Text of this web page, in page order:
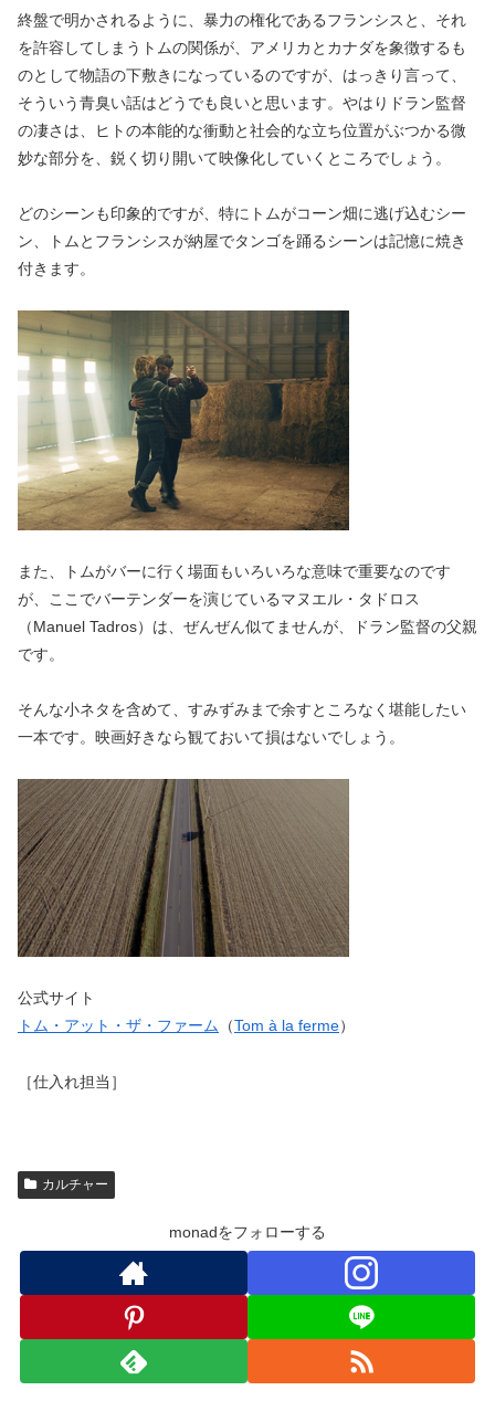
終盤で明かされるように、暴力の権化であるフランシスと、それ
を許容してしまうトムの関係が、アメリカとカナダを象徴するも
のとして物語の下敷きになっているのですが、はっきり言って、
そういう青臭い話はどうでも良いと思います。やはりドラン監督
の凄さは、ヒトの本能的な衝動と社会的な立ち位置がぶつかる微
妙な部分を、鋭く切り開いて映像化していくところでしょう。
どのシーンも印象的ですが、特にトムがコーン畑に逃げ込むシー
ン、トムとフランシスが納屋でタンゴを踊るシーンは記憶に焼き
付きます。
また、トムがバーに行く場面もいろいろな意味で重要なのです
が、ここでバーテンダーを演じているマヌエル・タドロス
（Manuel Tadros）は、ぜんぜん似てませんが、ドラン監督の父親
です。
そんな小ネタを含めて、すみずみまで余すところなく堪能したい
一本です。映画好きなら観ておいて損はないでしょう。
公式サイト
トム・アット・ザ・ファーム （Tom à la ferme）
［仕入れ担当］
カルチャー
monadをフォローする